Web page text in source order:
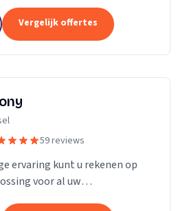
D. van Gils...
Vergelijk offertes
59 reviews
ervaring kunt u rekenen op
voor al uw